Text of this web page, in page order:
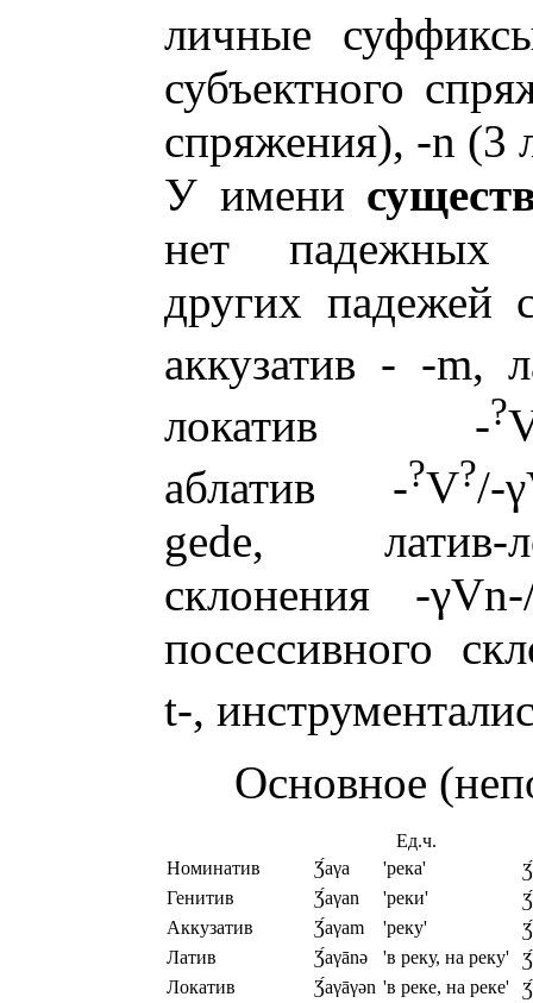
личные
субъектного
спряжения), -n (3
У имени
нет падежных
других падежей
аккузатив - -m,
локатив -?
аблатив -?V?/-
gede, латив-
склонения -
посессивного
t-,
Основное
Ед.ч.
Номинатив
Ʒ́аγа 'река'
Ʒ
Генитив
Ʒ́аγаn 'реки'
Ʒ
Аккузатив
Ʒ́аγаm 'реку'
Ʒ
Латив
Ʒ́аγānə 'в реку, на реку'
Ʒ
Локатив
Ʒ́аγāγən 'в реке, на реке'
Ʒ